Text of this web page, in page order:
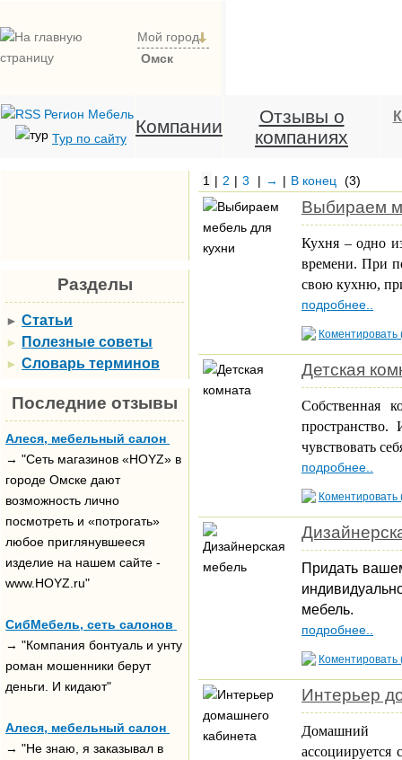
Мой город
Омск
Тур по сайту
Компании
Отзывы о
компаниях
Разделы
► Статьи
► Полезные советы
► Словарь терминов
Последние отзывы
Алеся, мебельный салон
→ "Сеть магазинов «HOYZ» в
городе Омске дают
возможность лично
посмотреть и «потрогать»
любое приглянувшееся
изделие на нашем сайте -
www.HOYZ.ru"
СибМебель, сеть салонов
→ "Компания бонтуаль и унту
роман мошенники берут
деньги. И кидают"
Алеся, мебельный салон
→ "Не знаю, я заказывал в
1 | 2 | 3 | → | В конец (3)
Выбираем
Кухня – одно
времени. При
свою кухню,
подробнее..
Коментировать
Детская
Собственная
чувствовать
подробнее..
Коментировать
Придать
мебель.
подробнее..
Коментировать
Интерьер
Домашний
ассоциируется